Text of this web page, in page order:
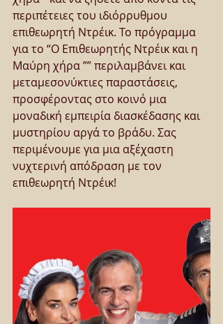
περιπέτειες του ιδιόρρυθμου
επιθεωρητή Ντρέικ. Το πρόγραμμα
για το “Ο Επιθεωρητής Ντρέικ και η
Μαύρη χήρα ”” περιλαμβάνει και
μεταμεσονύκτιες παραστάσεις,
προσφέροντας στο κοινό μια
μοναδική εμπειρία διασκέδασης και
μυστηρίου αργά το βράδυ. Σας
περιμένουμε για μια αξέχαστη
νυχτερινή απόδραση με τον
επιθεωρητή Ντρέικ!